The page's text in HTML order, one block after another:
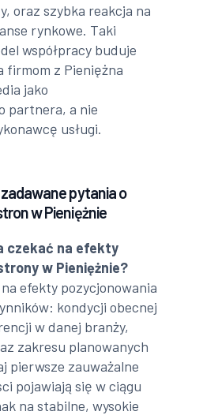
oraz szybka reakcja na
rynkowe. Taki
współpracy buduje
firmom z Pieniężna
jako
partnera, a nie
usługi.
pytania o
w Pieniężnie
czekać na efekty
w Pieniężnie?
efekty pozycjonowania
kondycji obecnej
w danej branży,
zakresu planowanych
pierwsze zauważalne
pojawiają się w ciągu
na stabilne, wysokie